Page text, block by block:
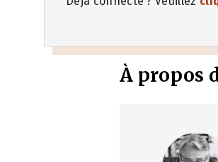
À propos